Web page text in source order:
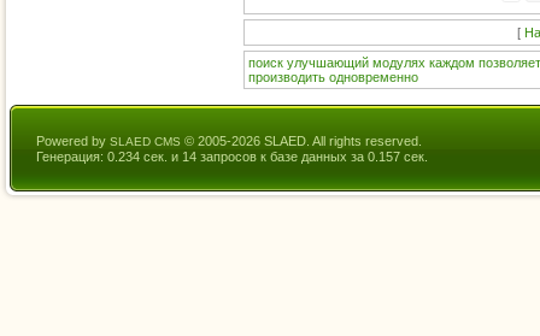
[
поиск улучшающий модулях каждом позволяет
производить одновременно
Powered by SLAED CMS © 2005-2026 SLAED. All rights reserved.
Генерация: 0.234 сек. и 14 запросов к базе данных за 0.157 сек.